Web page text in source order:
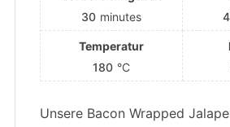
30 minutes
Temperatur
180 °C
Unsere Bacon Wrapped